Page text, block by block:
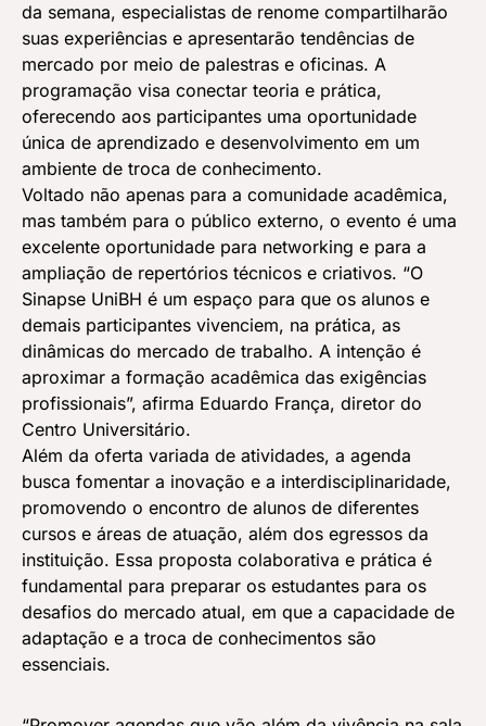
da semana, especialistas de renome compartilharão
suas experiências e apresentarão tendências de
mercado por meio de palestras e oficinas. A
programação visa conectar teoria e prática,
oferecendo aos participantes uma oportunidade
única de aprendizado e desenvolvimento em um
ambiente de troca de conhecimento.
Voltado não apenas para a comunidade acadêmica,
mas também para o público externo, o evento é uma
excelente oportunidade para networking e para a
ampliação de repertórios técnicos e criativos. “O
Sinapse UniBH é um espaço para que os alunos e
demais participantes vivenciem, na prática, as
dinâmicas do mercado de trabalho. A intenção é
aproximar a formação acadêmica das exigências
profissionais”, afirma Eduardo França, diretor do
Centro Universitário.
Além da oferta variada de atividades, a agenda
busca fomentar a inovação e a interdisciplinaridade,
promovendo o encontro de alunos de diferentes
cursos e áreas de atuação, além dos egressos da
instituição. Essa proposta colaborativa e prática é
fundamental para preparar os estudantes para os
desafios do mercado atual, em que a capacidade de
adaptação e a troca de conhecimentos são
essenciais.